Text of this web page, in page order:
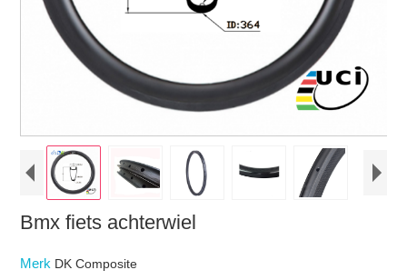
Bmx fiets achterwiel
Merk DK Composite